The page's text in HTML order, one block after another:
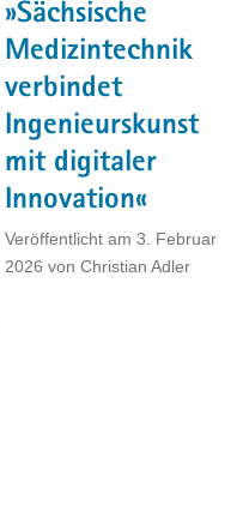
»Sächsische
Medizintechnik
verbindet
Ingenieurskunst
mit digitaler
Innovation«
Veröffentlicht am 3. Februar
2026 von Christian Adler